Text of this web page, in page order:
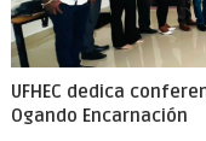
UFHEC dedica
Ogando Encarnación